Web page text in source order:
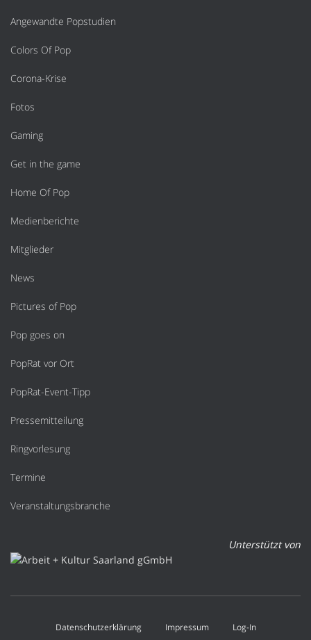
Angewandte Popstudien
Colors Of Pop
Corona-Krise
Fotos
Gaming
Get in the game
Home Of Pop
Medienberichte
Mitglieder
News
Pictures of Pop
Pop goes on
PopRat vor Ort
PopRat-Event-Tipp
Pressemitteilung
Ringvorlesung
Termine
Veranstaltungsbranche
Unterstützt von
Datenschutzerklärung Impressum Log-In